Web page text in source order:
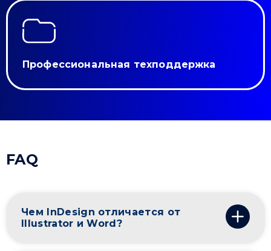
Профессиональная техподдержка
FAQ
Чем InDesign отличается от
Illustrator и Word?